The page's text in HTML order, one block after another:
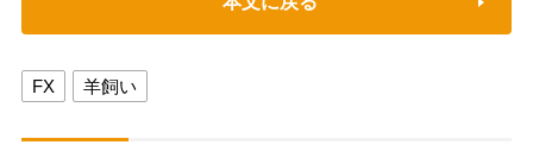
FX 羊飼い